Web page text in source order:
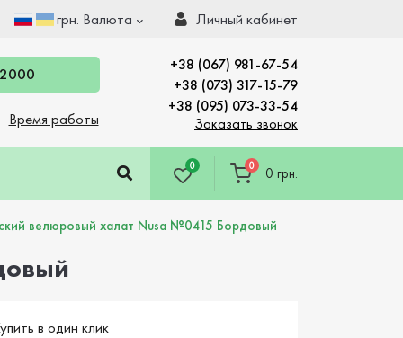
грн. Валюта Личный кабинет
Время работы
+38 (067) 981-67-54
+38 (073) 317-15-79
+38 (095) 073-33-54
Заказать звонок
0 0 0 грн.
велюровый халат Nusa №0415 Бордовый
в один клик